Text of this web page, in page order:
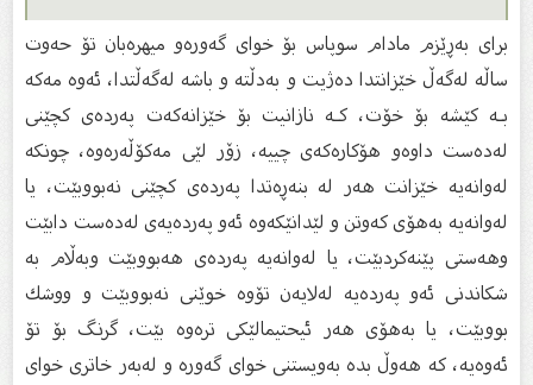
برای بەڕێزم مادام سوپاس بۆ خوای گەورەو میهرەبان تۆ حەوت
ساڵە لەگەڵ خێزانتدا دەژیت و بەدڵتە و باشە لەگەڵتدا، ئەوە مەكە
بـە كێشە بۆ خۆت، كـە نازانیت بۆ خێزانەكەت پەردەی كچێنی
لەدەست داوەو هۆكارەكەی چییە، زۆر لێی مەكۆڵەرەوە، چونكە
لەوانەیە خێزانت هەر لە بنەڕەتدا پەردەی كچێنی نەبووبێت، یا
لەوانەیە بەهۆی كەوتن و لێدانێكەوە ئەو پەردەیەی لەدەست دابێت
وهەستی پێنەكردبێت، یا لەوانەیە پەردەی هەبووبێت وبەڵام بە
شكاندنی ئەو پەردەیە لەلایەن تۆوە خوێنی نەبووبێت و ووشك
بووبێت، یا بەهۆی هەر ئیحتیمالێكی ترەوە بێت، گرنگ بۆ تۆ
ئەوەیە، كە هەوڵ بدە بەویستنی خوای گەورە و لەبەر خاتری خوای